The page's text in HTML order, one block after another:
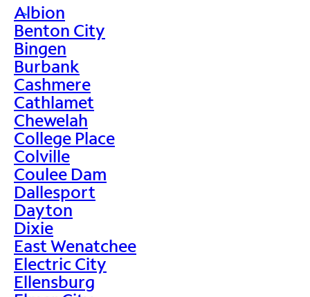
>
Albion
Benton City
Bingen
Burbank
Cashmere
Cathlamet
Chewelah
College Place
Colville
Coulee Dam
Dallesport
Dayton
Dixie
East Wenatchee
Electric City
Ellensburg